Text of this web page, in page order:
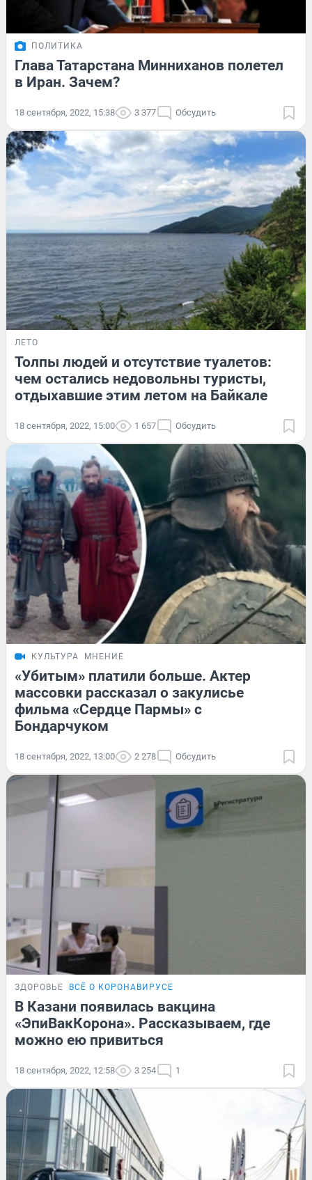
ПОЛИТИКА
Глава Татарстана Минниханов полетел
в Иран. Зачем?
18 сентября, 2022, 15:38 3 377 Обсудить
ЛЕТО
Толпы людей и отсутствие туалетов:
чем остались недовольны туристы,
отдыхавшие этим летом на Байкале
18 сентября, 2022, 15:00 1 657 Обсудить
КУЛЬТУРА МНЕНИЕ
«Убитым» платили больше. Актер
массовки рассказал о закулисье
фильма «Сердце Пармы» с
Бондарчуком
18 сентября, 2022, 13:00 2 278 Обсудить
ЗДОРОВЬЕ ВСЁ О КОРОНАВИРУСЕ
В Казани появилась вакцина
«ЭпиВакКорона». Рассказываем, где
можно ею привиться
18 сентября, 2022, 12:58 3 254 1